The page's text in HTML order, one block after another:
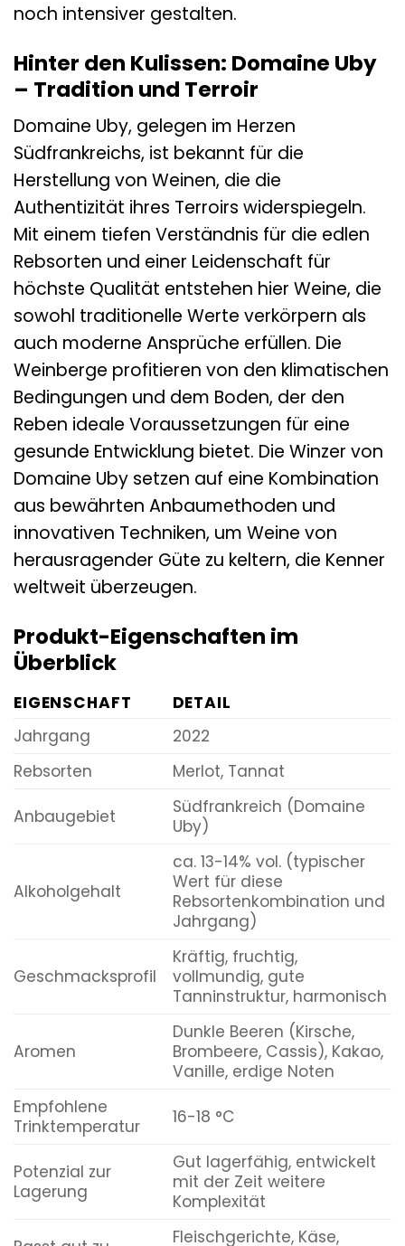
noch intensiver gestalten.
Hinter den Kulissen: Domaine Uby
– Tradition und Terroir
Domaine Uby, gelegen im Herzen
Südfrankreichs, ist bekannt für die
Herstellung von Weinen, die die
Authentizität ihres Terroirs widerspiegeln.
Mit einem tiefen Verständnis für die edlen
Rebsorten und einer Leidenschaft für
höchste Qualität entstehen hier Weine, die
sowohl traditionelle Werte verkörpern als
auch moderne Ansprüche erfüllen. Die
Weinberge profitieren von den klimatischen
Bedingungen und dem Boden, der den
Reben ideale Voraussetzungen für eine
gesunde Entwicklung bietet. Die Winzer von
Domaine Uby setzen auf eine Kombination
aus bewährten Anbaumethoden und
innovativen Techniken, um Weine von
herausragender Güte zu keltern, die Kenner
weltweit überzeugen.
Produkt-Eigenschaften im
Überblick
EIGENSCHAFT
DETAIL
Jahrgang
2022
Rebsorten
Merlot, Tannat
Anbaugebiet
Südfrankreich (Domaine
Uby)
Alkoholgehalt
ca. 13-14% vol. (typischer
Wert für diese
Rebsortenkombination und
Jahrgang)
Geschmacksprofil
Kräftig, fruchtig,
vollmundig, gute
Tanninstruktur, harmonisch
Aromen
Dunkle Beeren (Kirsche,
Brombeere, Cassis), Kakao,
Vanille, erdige Noten
Empfohlene
Trinktemperatur
16-18 °C
Potenzial zur
Lagerung
Gut lagerfähig, entwickelt
mit der Zeit weitere
Komplexität
Fleischgerichte, Käse,